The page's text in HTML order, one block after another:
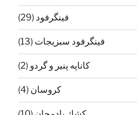
فينگرفود (29)
فينگرفود سبزيجات (13)
كاناپه پنير و گردو (2)
كروسان (4)